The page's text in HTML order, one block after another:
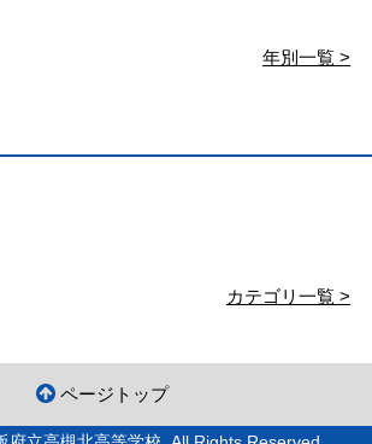
年別一覧 >
カテゴリ一覧 >
ページトップ